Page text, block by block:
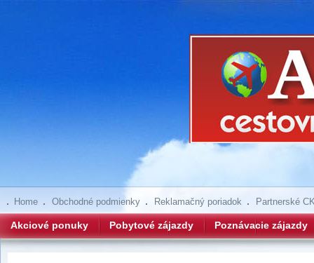
Home Obchodné podmienky Reklamačný poriadok Partnerské
Akciové ponuky Pobytové zájazdy Poznávacie zájazdy